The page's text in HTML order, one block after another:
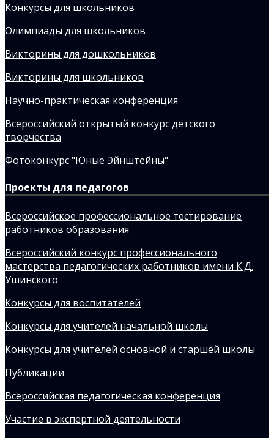
Конкурсы для школьников
Олимпиады для школьников
Викторины для дошкольников
Викторины для школьников
Научно-практическая конференция
Всероссийский открытый конкурс детского
творчества
Фотоконкурс "Юные Эйнштейны"
Проекты для педагогов
Всероссийское профессиональное тестирование
работников образования
Всероссийский конкурс профессионального
мастерства педагогических работников имени К.Д.
Ушинского
Конкурсы для воспитателей
Конкурсы для учителей начальной школы
Конкурсы для учителей основной и старшей школы
Публикации
Всероссийская педагогическая конференция
Участие в экспертной деятельности